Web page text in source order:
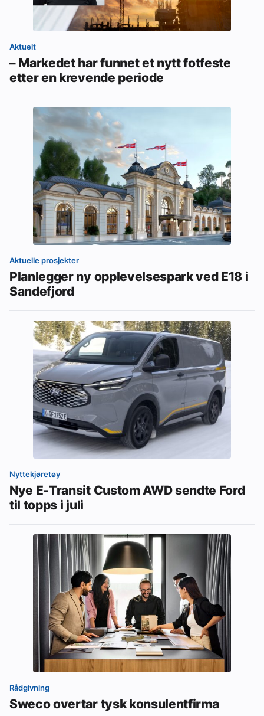
Aktuelt
– Markedet har funnet et nytt fotfeste
etter en krevende periode
Aktuelle prosjekter
Planlegger ny opplevelsespark ved E18 i
Sandefjord
Nyttekjøretøy
Nye E-Transit Custom AWD sendte Ford
til topps i juli
Rådgivning
Sweco overtar tysk konsulentfirma